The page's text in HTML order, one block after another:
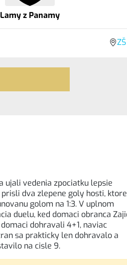
Lamy z Panamy
ujali vedenia zpociatku lepsie
dva zlepene goly hosti, ktore
golom na 1:3. V uplnom
duelu, ked domaci obranca
dohravali 4+1, naviac
sa prakticky len dohravalo a
na cisle 9.